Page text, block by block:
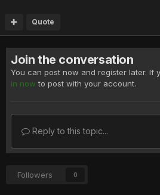
Quote
Join the conversation
You can post now and register later. If
in now to post with your account.
Reply to this topic...
Followers 0